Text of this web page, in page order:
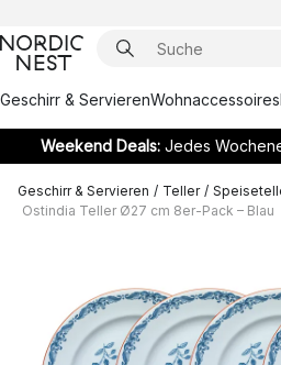
Geschirr & ServierenWohnaccessoires
Weekend Deals:Jedes
Geschirr & Servieren / Teller /
Ostindia Teller Ø27 cm 8er-Pack – Blau